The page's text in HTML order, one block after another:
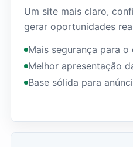
Um site mais claro,
gerar oportunidades
Mais segurança para
Melhor apresentação
Base sólida para